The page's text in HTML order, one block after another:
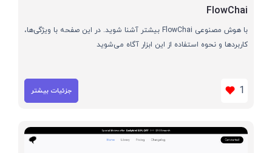
FlowChai
با هوش مصنوعی FlowChai بیشتر آشنا شوید. در این صفحه با ویژگی‌ها،
کاربردها و نحوه استفاده از این ابزار آگاه می‌شوید
1 جزئیات بیشتر